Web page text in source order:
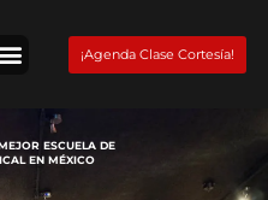
¡Agenda Clase Cortesía!
ESCUELA DE
EN MÉXICO